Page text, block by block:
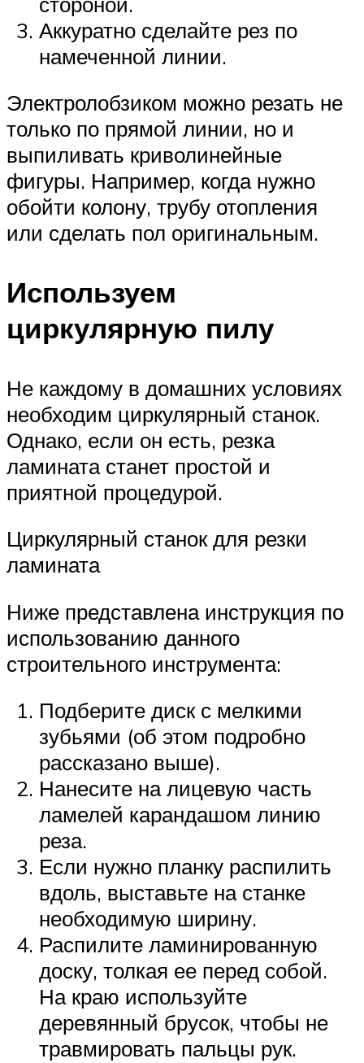
Аккуратно сделайте рез по
намеченной линии.
Электролобзиком можно резать не
только по прямой линии, но и
выпиливать криволинейные
фигуры. Например, когда нужно
обойти колону, трубу отопления
или сделать пол оригинальным.
Используем
циркулярную пилу
Не каждому в домашних условиях
необходим циркулярный станок.
Однако, если он есть, резка
ламината станет простой и
приятной процедурой.
Циркулярный станок для резки
ламината
Ниже представлена инструкция по
использованию данного
строительного инструмента:
Подберите диск с мелкими
зубьями (об этом подробно
рассказано выше).
Нанесите на лицевую часть
ламелей карандашом линию
реза.
Если нужно планку распилить
вдоль, выставьте на станке
необходимую ширину.
Распилите ламинированную
доску, толкая ее перед собой.
На краю используйте
деревянный брусок, чтобы не
травмировать пальцы рук.